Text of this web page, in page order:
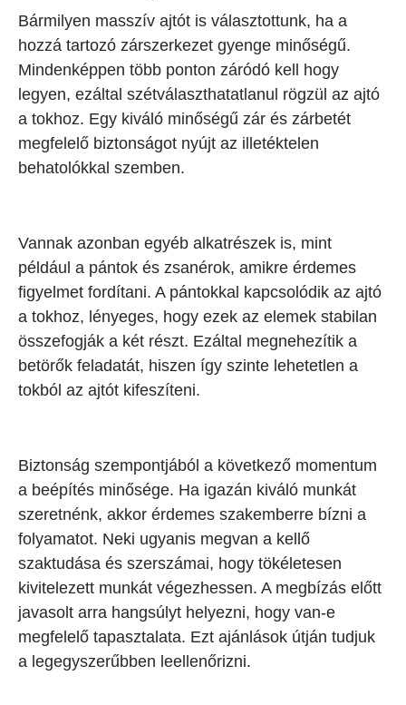
Bármilyen masszív ajtót is választottunk, ha a
hozzá tartozó zárszerkezet gyenge minőségű.
Mindenképpen több ponton záródó kell hogy
legyen, ezáltal szétválaszthatatlanul rögzül az ajtó
a tokhoz. Egy kiváló minőségű zár és zárbetét
megfelelő biztonságot nyújt az illetéktelen
behatolókkal szemben.
Vannak azonban egyéb alkatrészek is, mint
például a pántok és zsanérok, amikre érdemes
figyelmet fordítani. A pántokkal kapcsolódik az ajtó
a tokhoz, lényeges, hogy ezek az elemek stabilan
összefogják a két részt. Ezáltal megnehezítik a
betörők feladatát, hiszen így szinte lehetetlen a
tokból az ajtót kifeszíteni.
Biztonság szempontjából a következő momentum
a beépítés minősége. Ha igazán kiváló munkát
szeretnénk, akkor érdemes szakemberre bízni a
folyamatot. Neki ugyanis megvan a kellő
szaktudása és szerszámai, hogy tökéletesen
kivitelezett munkát végezhessen. A megbízás előtt
javasolt arra hangsúlyt helyezni, hogy van-e
megfelelő tapasztalata. Ezt ajánlások útján tudjuk
a legegyszerűbben leellenőrizni.